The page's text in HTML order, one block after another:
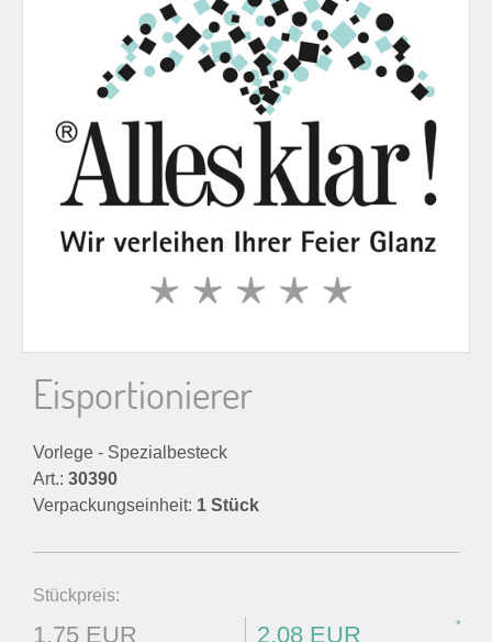
a
h
Eisportionierer
Vorlege - Spezialbesteck
Art.: 30390
Verpackungseinheit: 1 Stück
Stückpreis:
1,75 EUR 2,08 EUR *